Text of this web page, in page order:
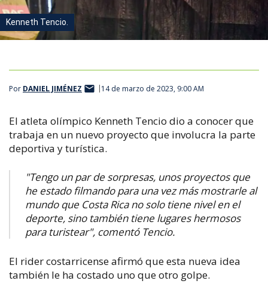
Kenneth Tencio.
Por DANIEL JIMÉNEZ 14 de marzo de 2023, 9:00 AM
El atleta olímpico Kenneth Tencio dio a conocer que
trabaja en un nuevo proyecto que involucra la parte
deportiva y turística.
"Tengo un par de sorpresas, unos proyectos que
he estado filmando para una vez más mostrarle al
mundo que Costa Rica no solo tiene nivel en el
deporte, sino también tiene lugares hermosos
para turistear", comentó Tencio.
El rider costarricenseafirmó que esta nueva idea
también le ha costado uno que otro golpe.